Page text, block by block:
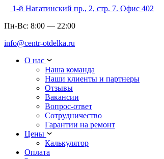
1-й Нагатинский пр., 2, стр. 7. Офис 402
Пн-Вс: 8:00 — 22:00
info@centr-otdelka.ru
О нас
Наша команда
Наши клиенты и партнеры
Отзывы
Вакансии
Вопрос-ответ
Сотрудничество
Гарантии на ремонт
Цены
Калькулятор
Оплата